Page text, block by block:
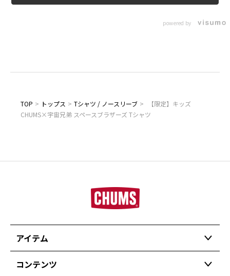
powered by
TOP > トップス > Tシャツ / ノースリーブ >
【限定】キッズ
CHUMS×宇宙兄弟 スペースブラザーズ Tシャツ
アイテム
コンテンツ